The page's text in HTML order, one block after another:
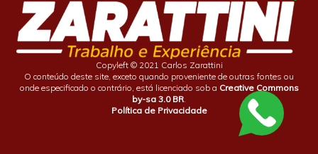
Copyleft © 2021 Carlos Zarattini
O conteúdo deste site, exceto quando proveniente de outras fontes ou
onde especificado o contrário, está licenciado sob a Creative Commons
by-sa 3.0 BR
Política de Privacidade